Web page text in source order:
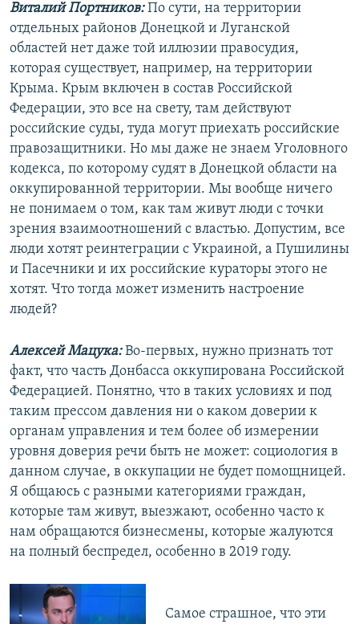
Виталий Портников:По сути, на территории
отдельных районов Донецкой и Луганской
областей нет даже той иллюзии правосудия,
которая существует, например, на территории
Крыма. Крым включен в состав Российской
Федерации, это все на свету, там действуют
российские суды, туда могут приехать российские
правозащитники. Но мы даже не знаем Уголовного
кодекса, по которому судят в Донецкой области на
оккупированной территории. Мы вообще ничего
не понимаем о том, как там живут люди с точки
зрения взаимоотношений с властью. Допустим, все
люди хотят реинтеграции с Украиной, а Пушилины
и Пасечники и их российские кураторы этого не
хотят. Что тогда может изменить настроение
людей?
Алексей Мацука:Во-первых, нужно признать тот
факт, что часть Донбасса оккупирована Российской
Федерацией. Понятно, что в таких условиях и под
таким прессом давления ни о каком доверии к
органам управления и тем более об измерении
уровня доверия речи быть не может: социология в
данном случае, в оккупации не будет помощницей.
Я общаюсь с разными категориями граждан,
которые там живут, выезжают, особенно часто к
нам обращаются бизнесмены, которые жалуются
на полный беспредел, особенно в 2019 году.
Самое страшное, что эти